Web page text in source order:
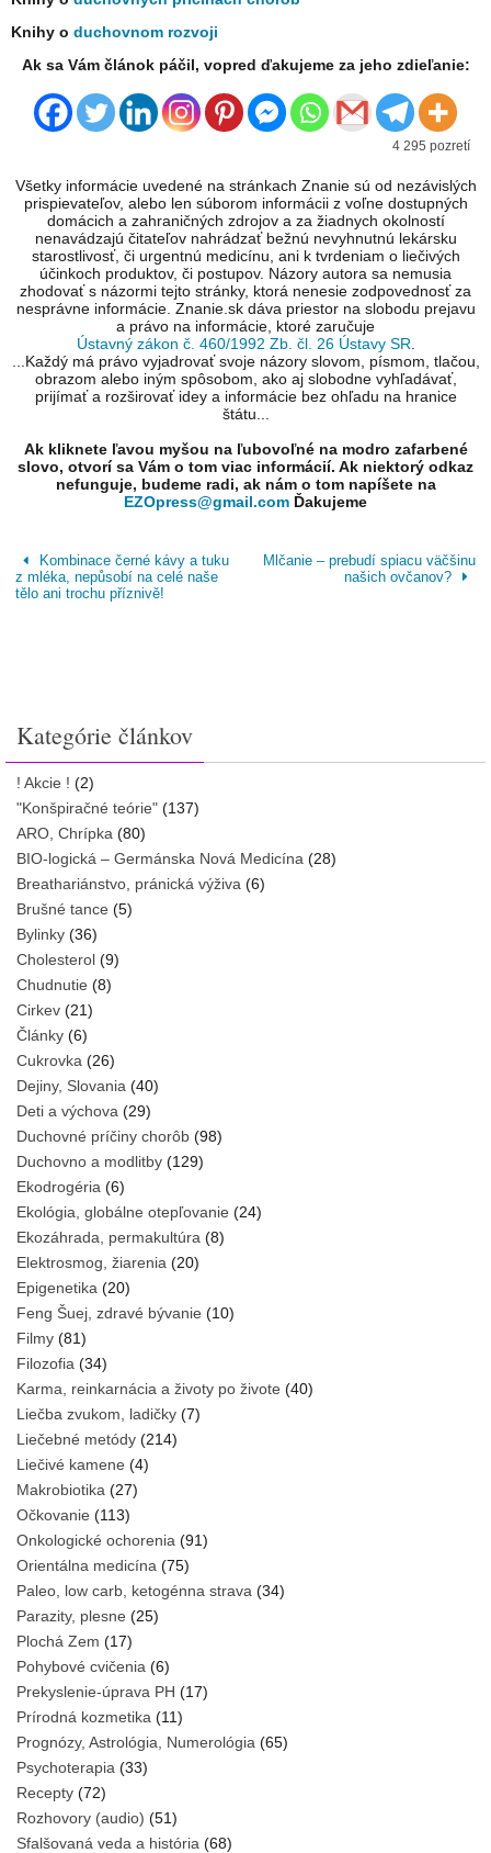
Knihy o duchovnom rozvoji
Ak sa Vám článok páčil, vopred ďakujeme za jeho zdieľanie:
4 295 pozretí
Všetky informácie uvedené na stránkach Znanie sú od nezávislých
prispievateľov, alebo len súborom informácii z voľne dostupných
domácich a zahraničných zdrojov a za žiadnych okolností
nenavádzajú čitateľov nahrádzať bežnú nevyhnutnú lekársku
starostlivosť, či urgentnú medicínu, ani k tvrdeniam o liečivých
účinkoch produktov, či postupov. Názory autora sa nemusia
zhodovať s názormi tejto stránky, ktorá nenesie zodpovednosť za
nesprávne informácie. Znanie.sk dáva priestor na slobodu prejavu
a právo na informácie, ktoré zaručuje
Ústavný zákon č. 460/1992 Zb. čl. 26 Ústavy SR
...Každý má právo vyjadrovať svoje názory slovom, písmom, tlačou,
obrazom alebo iným spôsobom, ako aj slobodne vyhľadávať,
prijímať a rozširovať idey a informácie bez ohľadu na hranice
štátu...
Ak kliknete ľavou myšou na ľubovoľné na modro zafarbené
slovo, otvorí sa Vám o tom viac informácií. Ak niektorý odkaz
nefunguje, budeme radi, ak nám o tom napíšete na
EZOpress@gmail.com Ďakujeme
Kombinace černé kávy a tuku
z mléka, nepůsobí na celé naše
tělo ani trochu příznivě!
Mlčanie – prebudí spiacu väčšinu
našich ovčanov?
Kategórie článkov
! Akcie ! (2)
"Konšpiračné teórie" (137)
ARO, Chrípka (80)
BIO-logická – Germánska Nová Medicína (28)
Breathariánstvo, pránická výživa (6)
Brušné tance (5)
Bylinky (36)
Cholesterol (9)
Chudnutie (8)
Cirkev (21)
Články (6)
Cukrovka (26)
Dejiny, Slovania (40)
Deti a výchova (29)
Duchovné príčiny chorôb (98)
Duchovno a modlitby (129)
Ekodrogéria (6)
Ekológia, globálne otepľovanie (24)
Ekozáhrada, permakultúra (8)
Elektrosmog, žiarenia (20)
Epigenetika (20)
Feng Šuej, zdravé bývanie (10)
Filmy (81)
Filozofia (34)
Karma, reinkarnácia a životy po živote (40)
Liečba zvukom, ladičky (7)
Liečebné metódy (214)
Liečivé kamene (4)
Makrobiotika (27)
Očkovanie (113)
Onkologické ochorenia (91)
Orientálna medicína (75)
Paleo, low carb, ketogénna strava (34)
Parazity, plesne (25)
Plochá Zem (17)
Pohybové cvičenia (6)
Prekyslenie-úprava PH (17)
Prírodná kozmetika (11)
Prognózy, Astrológia, Numerológia (65)
Psychoterapia (33)
Recepty (72)
Rozhovory (audio) (51)
Sfalšovaná veda a história (68)